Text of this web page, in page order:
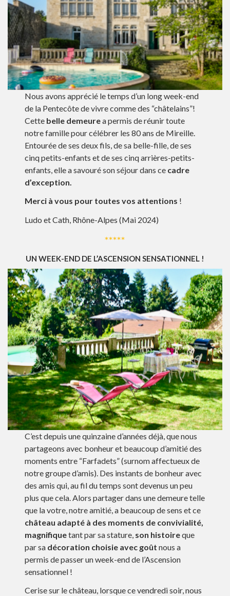
Nous avons apprécié le temps d’un long week-end
de la Pentecôte de vivre comme des “châtelains”!
Cette belle demeurea permis de réunir toute
notre famille pour célébrer les 80 ans de Mireille.
Entourée de ses deux fils, de sa belle-fille, de ses
cinq petits-enfants et de ses cinq arrières-petits-
enfants, elle a savouré son séjour dans ce cadre
d’exception.
Merci à vous pour toutes vos attentions !
Ludo et Cath, Rhône-Alpes (Mai 2024)
*****
UN WEEK-END DE L’ASCENSION SENSATIONNEL !
C’est depuis une quinzaine d’années déjà, que nous
partageons avec bonheur et beaucoup d’amitié des
moments entre “Farfadets” (surnom affectueux de
notre groupe d’amis). Des instants de bonheur avec
des amis qui, au fil du temps sont devenus un peu
plus que cela. Alors partager dans une demeure telle
que la votre, notre amitié, a beaucoup de sens et ce
château adapté à des moments de convivialité,
magnifiquetant par sa stature, son histoireque
par sa décoration choisie avec goût nous a
permis de passer un week-end de l’Ascension
sensationnel !
Cerise sur le château, lorsque ce vendredi soir, nous